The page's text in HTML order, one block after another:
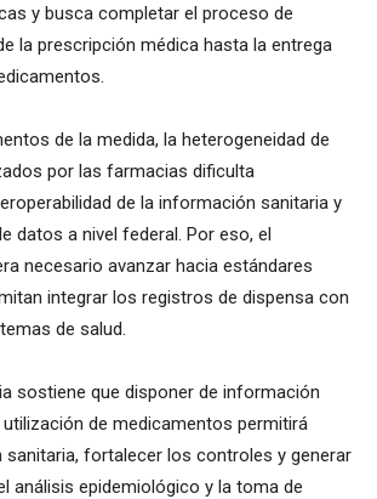
y busca completar el proceso de
la prescripción médica hasta la entrega
de la medida, la heterogeneidad de
por las farmacias dificulta
de la información sanitaria y
datos a nivel federal. Por eso, el
necesario avanzar hacia estándares
integrar los registros de dispensa con
de salud.
sostiene que disponer de información
de medicamentos permitirá
sanitaria, fortalecer los controles y generar
análisis epidemiológico y la toma de